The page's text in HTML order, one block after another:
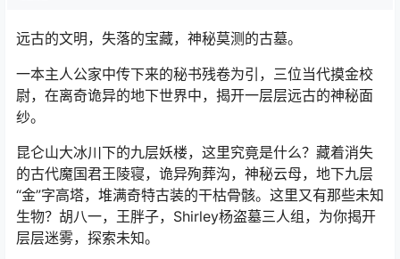
远古的文明，失落的宝藏，神秘莫测的古墓。
一本主人公家中传下来的秘书残卷为引，三位当代摸金校
尉，在离奇诡异的地下世界中，揭开一层层远古的神秘面
纱。
昆仑山大冰川下的九层妖楼，这里究竟是什么？藏着消失
的古代魔国君王陵寝，诡异殉葬沟，神秘云母，地下九层
“金”字高塔，堆满奇特古装的干枯骨骸。这里又有那些未知
生物？胡八一，王胖子，Shirley杨盗墓三人组，为你揭开
层层迷雾，探索未知。